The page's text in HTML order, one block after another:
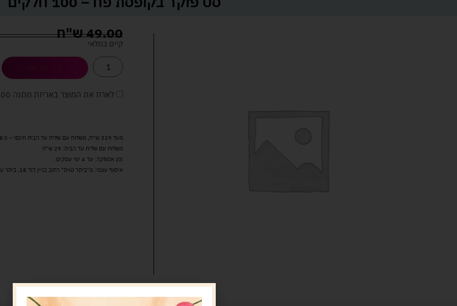
49.00ש"ח
קיים במלאי
לארוז את המוצר באריזת מתנה
מעל 329 ש"ח, משלוח עם שליח עד הבית חינם! – 0 ₪
משלוח עם שליח עד הבית: 29 ש"ח
זמן אספקה: עד 4 ימי עסקים.
איסוף עצמי: מ"ביתר טויס" רחוב בניין דוד 18, ביתר עילית.